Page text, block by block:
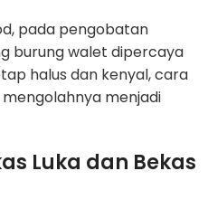
pada pengobatan
burung walet dipercaya
halus dan kenyal, cara
menjadi
Luka dan Bekas